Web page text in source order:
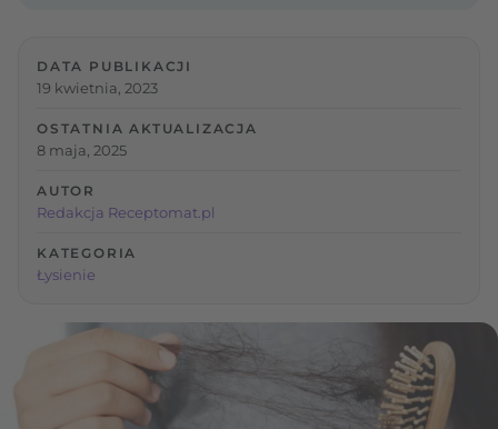
DATA PUBLIKACJI
19 kwietnia, 2023
OSTATNIA AKTUALIZACJA
8 maja, 2025
AUTOR
Redakcja Receptomat.pl
KATEGORIA
Łysienie